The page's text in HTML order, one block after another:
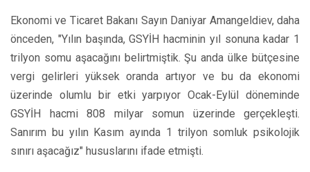
Ekonomi ve Ticaret Bakanı Sayın Daniyar Amangeldiev, daha
önceden, "Yılın başında, GSYİH hacminin yıl sonuna kadar 1
trilyon somu aşacağını belirtmiştik. Şu anda ülke bütçesine
vergi gelirleri yüksek oranda artıyor ve bu da ekonomi
üzerinde olumlu bir etki yarpıyor Ocak-Eylül döneminde
GSYİH hacmi 808 milyar somun üzerinde gerçekleşti.
Sanırım bu yılın Kasım ayında 1 trilyon somluk psikolojik
sınırı aşacağız" hususlarını ifade etmişti.